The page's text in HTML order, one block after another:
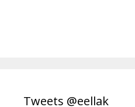
Tweets @eellak